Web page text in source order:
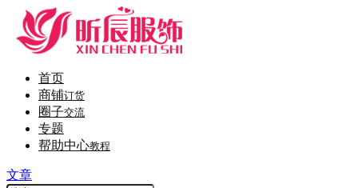
首页
商铺订货
圈子交流
专题
帮助中心教程
文章